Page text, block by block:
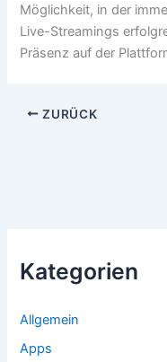
Möglichkeit, in der
Live-Streamings
Präsenz auf der
ZURÜCK
Kategorien
Allgemein
Apps